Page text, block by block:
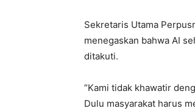
Sekretaris Utama
menegaskan bahwa AI
ditakuti.
“Kami tidak khawatir
Dulu masyarakat harus